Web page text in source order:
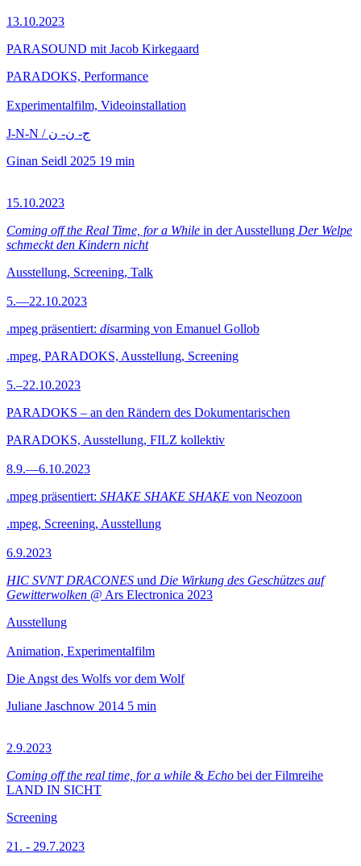
13.10.2023
PARASOUND mit Jacob Kirkegaard
PARADOKS, Performance
Experimentalfilm, Videoinstallation
J-N-N / ج- ن- ن
Ginan Seidl 2025 19 min
15.10.2023
Coming off the Real Time, for a While in der Ausstellung Der Welpe
schmeckt den Kindern nicht
Ausstellung, Screening, Talk
5.—22.10.2023
.mpeg präsentiert: disarming von Emanuel Gollob
.mpeg, PARADOKS, Ausstellung, Screening
5.–22.10.2023
PARADOKS – an den Rändern des Dokumentarischen
PARADOKS, Ausstellung, FILZ kollektiv
8.9.—6.10.2023
.mpeg präsentiert: SHAKE SHAKE SHAKE von Neozoon
.mpeg, Screening, Ausstellung
6.9.2023
HIC SVNT DRACONES und Die Wirkung des Geschützes auf
Gewitterwolken @ Ars Electronica 2023
Ausstellung
Animation, Experimentalfilm
Die Angst des Wolfs vor dem Wolf
Juliane Jaschnow 2014 5 min
2.9.2023
Coming off the real time, for a while & Echo bei der Filmreihe
LAND IN SICHT
Screening
21. - 29.7.2023